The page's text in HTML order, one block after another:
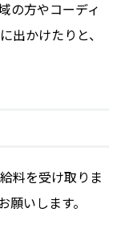
の方やコーディ
出かけたりと、
料を受け取りま
いします。